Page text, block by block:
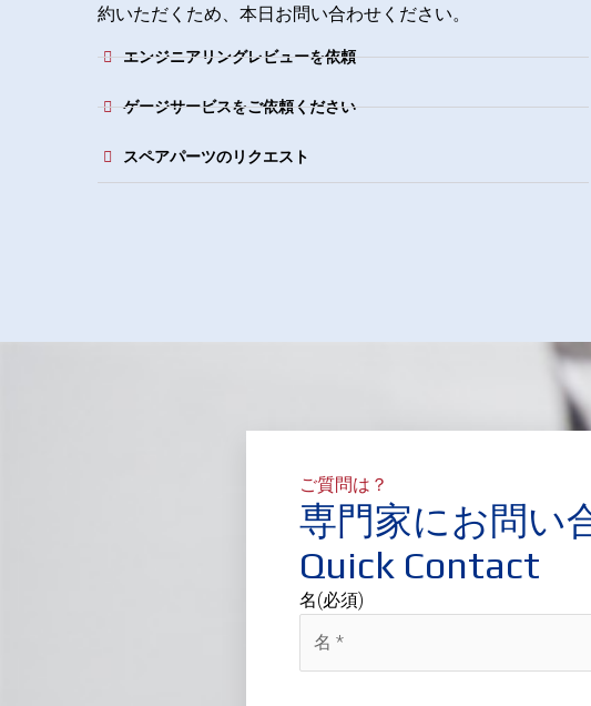
約いただくため、本日お問い合わせください。
エンジニアリングレビューを依頼
ゲージサービスをご依頼ください
スペアパーツのリクエスト
ご質問は？
専門家にお問い
Quick Contact
名(必須)